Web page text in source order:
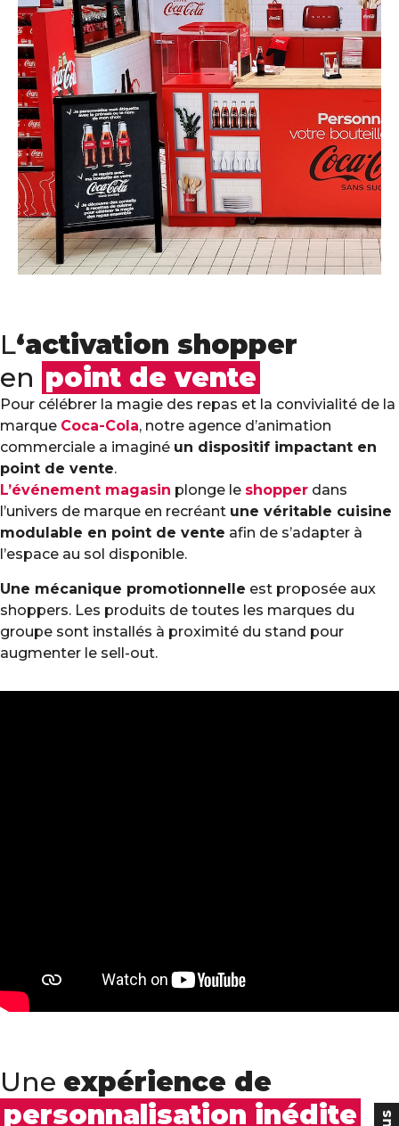
L‘activation shopper
en point de vente
Pour célébrer la magie des repas et la convivialité de la
marque Coca-Cola, notre agence d’animation
commerciale a imaginé un dispositif impactant en
point de vente.
L’événement magasin plonge le shopper dans
l’univers de marque en recréant une véritable cuisine
modulable en point de vente afin de s’adapter à
l’espace au sol disponible.
Une mécanique promotionnelle est proposée aux
shoppers. Les produits de toutes les marques du
groupe sont installés à proximité du stand pour
augmenter le sell-out.
Une expérience de
personnalisation inédite